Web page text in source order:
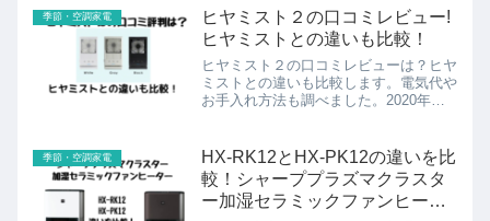
も山善？」「無印良品の良いし、ニトリ
も捨てがたい…」...
季節・空調家電
ヒヤミスト２の口コミレビュー!
ヒヤミストとの違いも比較！
ヒヤミスト２の口コミレビューは？ヒヤ
ミストとの違いも比較します。電気代や
お手入れ方法も調べました。2020年
2021年進化を遂げて新登場しました。
グランドファンディング...
季節・空調家電
HX-RK12とHX-PK12の違いを比
較！シャーププラズマクラスタ
ー加湿セラミックファンヒータ